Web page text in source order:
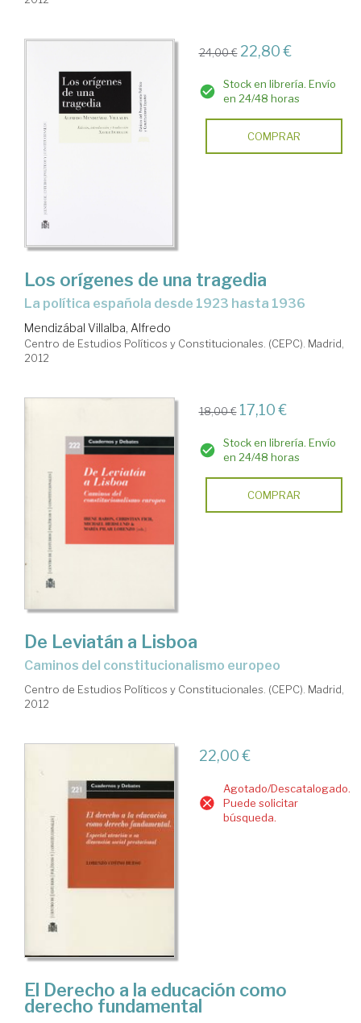
24,00 € 22,80 €
Stock en librería. Envío
en 24/48 horas
COMPRAR
Los orígenes de una tragedia
la política española desde 1923 hasta 1936
Mendizábal Villalba, Alfredo
Centro de Estudios Políticos y Constitucionales. (CEPC). Madrid,
2012
18,00 € 17,10 €
Stock en librería. Envío
en 24/48 horas
COMPRAR
De Leviatán a Lisboa
caminos del constitucionalismo europeo
Centro de Estudios Políticos y Constitucionales. (CEPC). Madrid,
2012
22,00 €
Agotado/Descatalogado.
Puede solicitar
búsqueda.
El Derecho a la educación como
derecho fundamental